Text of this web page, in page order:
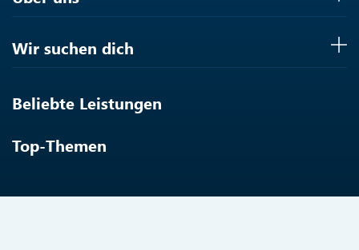
Wir suchen dich
Beliebte Leistungen
Top-Themen